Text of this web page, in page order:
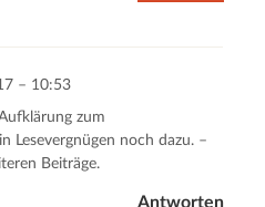
– 10:53
zum
Lesevergnügen noch dazu. –
Beiträge.
Antworten